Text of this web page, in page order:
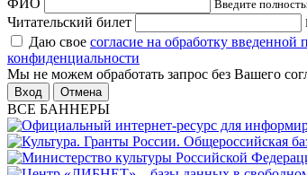
ФИО Введите
Читательский билет
Даю свое согласие на обработку
конфиденциальности
Мы не можем обработать запрос без Вашего
Отмена
ВСЕ БАННЕРЫ